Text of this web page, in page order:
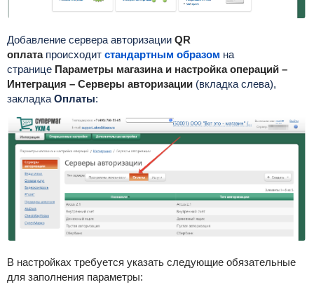
Добавление сервера авторизации QR
оплата происходит стандартным образом на
странице Параметры магазина и настройка операций –
Интеграция – Серверы авторизации (вкладка слева),
закладка Оплаты:
В настройках требуется указать следующие обязательные
для заполнения параметры: